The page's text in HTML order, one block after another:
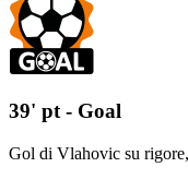
39' pt - Goal
Gol di Vlahovic su